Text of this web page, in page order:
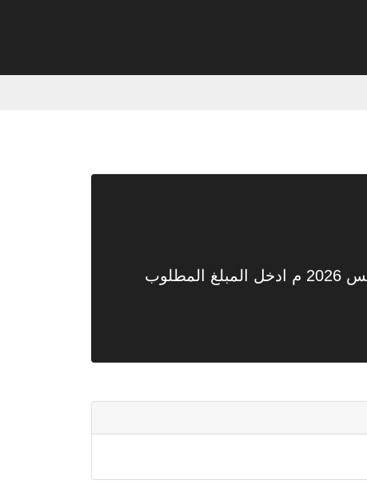
تحويل من جنيه مصري الى ريال سعودي اليوم السبت 25 صفر 1448هـ الموافق 8 أغسطس 2026 م ادخل المبلغ المطلوب